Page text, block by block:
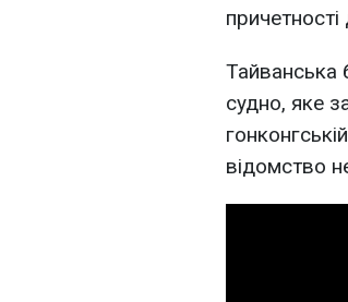
Тайванська
судно, яке
відомство